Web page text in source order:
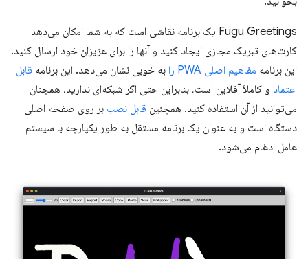
Fugu Greetings یک برنامه نقاشی است که به شما امکان می‌دهد
کارت‌های تبریک مجازی ایجاد کنید و آنها را برای عزیزان خود ارسال کنید.
این برنامه مفاهیم اصلی PWA را به خوبی نشان می‌دهد. این برنامه قابل
اعتماد و کاملاً آفلاین است، بنابراین حتی اگر شبکه‌ای ندارید، همچنان
می‌توانید از آن استفاده کنید. همچنین قابل نصب بر روی صفحه اصلی
دستگاه است و به عنوان یک برنامه مستقل به طور یکپارچه با سیستم
عامل ادغام می‌شود.